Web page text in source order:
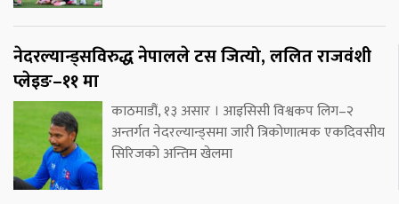
नेदरल्यान्ड्सविरुद्ध नेपालले टस जित्यो, ललित राजवंशी
प्लेइङ–११ मा
काठमाडौं, १३ असार । आइसिसी विश्वकप लिग–२
अन्तर्गत नेदरल्यान्ड्समा जारी त्रिकोणात्मक एकदिवसीय
सिरिजको अन्तिम खेलमा